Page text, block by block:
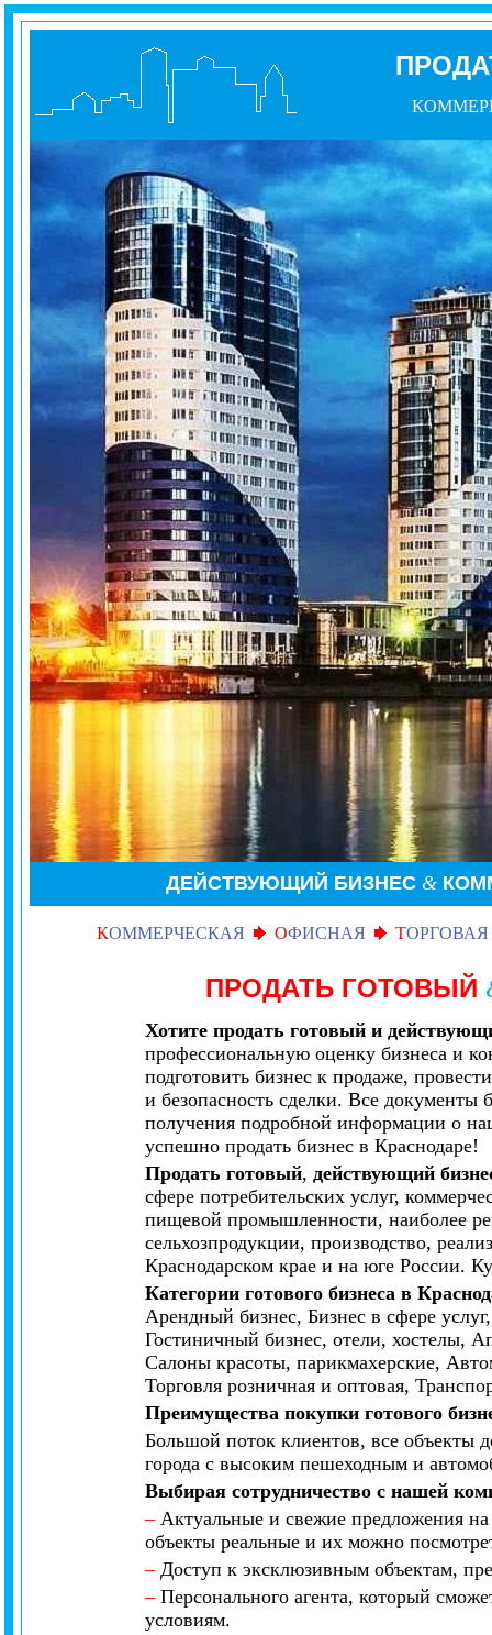
ДЕЙСТВУЮЩИЙ БИЗНЕС &
КОММЕРЧЕСКАЯ ОФИСНАЯ ТОРГОВАЯ
ПРОДАТЬ ГОТОВЫЙ
Хотите продать готовый и
профессиональную оценку бизнеса и
подготовить бизнес к продаже,
и безопасность сделки. Все документы
получения подробной информации о
успешно продать бизнес в Краснодаре!
Продать готовый, действующий
сфере потребительских услуг,
пищевой промышленности, наиболее
сельхозпродукции, производство,
Краснодарском крае и на юге России.
Категории готового бизнеса в
Арендный бизнес, Бизнес в сфере
Гостиничный бизнес, отели, хостелы,
Салоны красоты, парикмахерские,
Торговля розничная и оптовая,
Преимущества покупки готового
Большой поток клиентов, все объекты
города с высоким пешеходным и
Выбирая сотрудничество с нашей
–Актуальные и свежие предложения на
объекты реальные и их можно
–Доступ к эксклюзивным объектам,
–Персонального агента, который
условиям.